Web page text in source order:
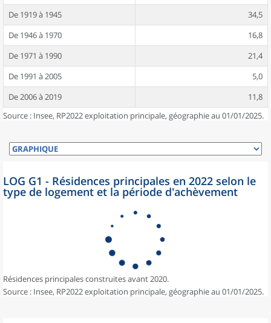
De 1919 à 1945
34,5
De 1946 à 1970
16,8
De 1971 à 1990
21,4
De 1991 à 2005
5,0
De 2006 à 2019
11,8
Source : Insee, RP2022 exploitation principale, géographie au 01/01/2025.
LOG G1 - Résidences principales en 2022 selon le
type de logement et la période d'achèvement
Résidences principales construites avant 2020.
Source : Insee, RP2022 exploitation principale, géographie au 01/01/2025.